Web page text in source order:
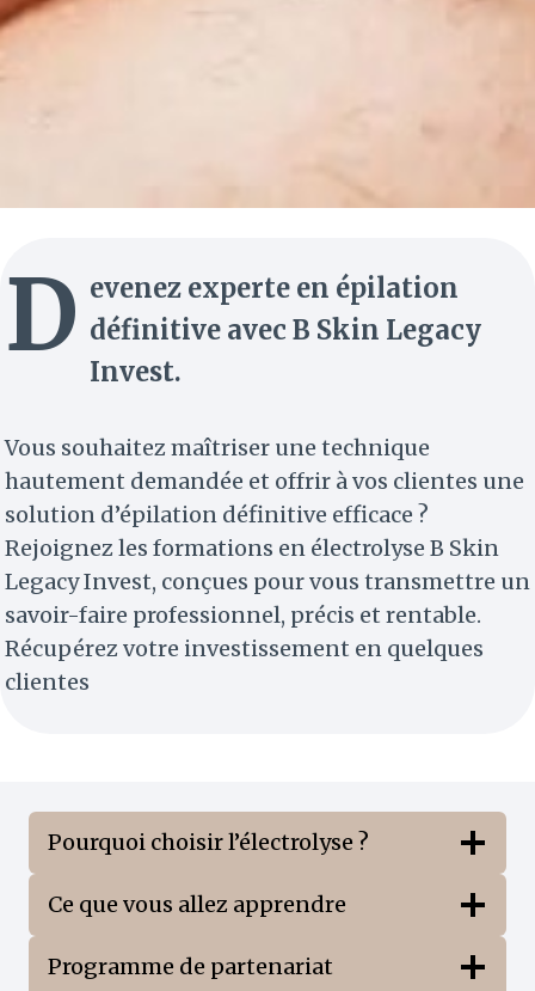
D evenez experte en épilation
définitive avec B Skin Legacy
Invest.
Vous souhaitez maîtriser une technique
hautement demandée et offrir à vos clientes une
solution d’épilation définitive efficace ?
Rejoignez les formations en électrolyse B Skin
Legacy Invest, conçues pour vous transmettre un
savoir-faire professionnel, précis et rentable.
Récupérez votre investissement en quelques
clientes
Pourquoi choisir l’électrolyse ?
Ce que vous allez apprendre
Programme de partenariat